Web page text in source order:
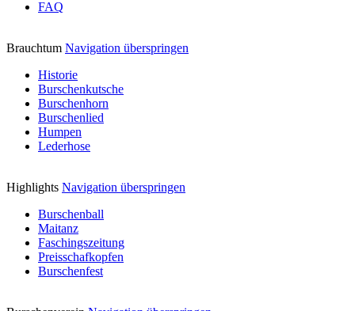
FAQ
Brauchtum Navigation überspringen
Historie
Burschenkutsche
Burschenhorn
Burschenlied
Humpen
Lederhose
Highlights Navigation überspringen
Burschenball
Maitanz
Faschingszeitung
Preisschafkopfen
Burschenfest